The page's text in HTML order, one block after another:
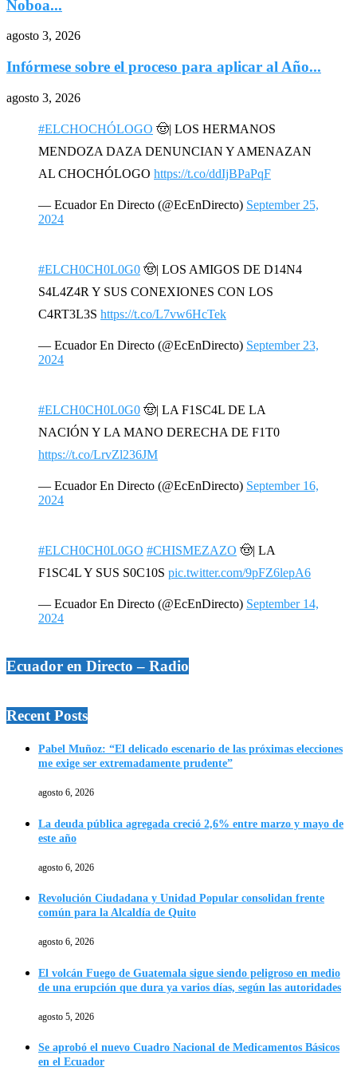
Noboa...
agosto 3, 2026
Infórmese sobre el proceso para aplicar al Año...
agosto 3, 2026
#ELCHOCHÓLOGO 🤠| LOS HERMANOS
MENDOZA DAZA DENUNCIAN Y AMENAZAN
AL CHOCHÓLOGO https://t.co/ddIjBPaPqF
— Ecuador En Directo (@EcEnDirecto) September 25,
2024
#ELCH0CH0L0G0 🤠| LOS AMIGOS DE D14N4
S4L4Z4R Y SUS CONEXIONES CON LOS
C4RT3L3S https://t.co/L7vw6HcTek
— Ecuador En Directo (@EcEnDirecto) September 23,
2024
#ELCH0CH0L0G0 🤠| LA F1SC4L DE LA
NACIÓN Y LA MANO DERECHA DE F1T0
https://t.co/LrvZl236JM
— Ecuador En Directo (@EcEnDirecto) September 16,
2024
#ELCH0CH0L0GO #CHISMEZAZO 🤠| LA
F1SC4L Y SUS S0C10S pic.twitter.com/9pFZ6lepA6
— Ecuador En Directo (@EcEnDirecto) September 14,
2024
Ecuador en Directo – Radio
Recent Posts
Pabel Muñoz: “El delicado escenario de las próximas elecciones
me exige ser extremadamente prudente”
agosto 6, 2026
La deuda pública agregada creció 2,6% entre marzo y mayo de
este año
agosto 6, 2026
Revolución Ciudadana y Unidad Popular consolidan frente
común para la Alcaldía de Quito
agosto 6, 2026
El volcán Fuego de Guatemala sigue siendo peligroso en medio
de una erupción que dura ya varios días, según las autoridades
agosto 5, 2026
Se aprobó el nuevo Cuadro Nacional de Medicamentos Básicos
en el Ecuador